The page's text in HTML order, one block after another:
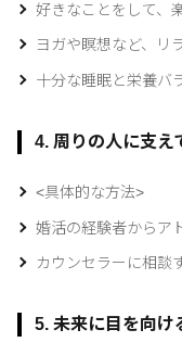
好きなことをして、
ヨガや瞑想など、リ
十分な睡眠と栄養バ
4. 周りの人に支え
<具体的な方法>
婚活の経験者からア
カウンセラーに相談
5. 未来に目を向け